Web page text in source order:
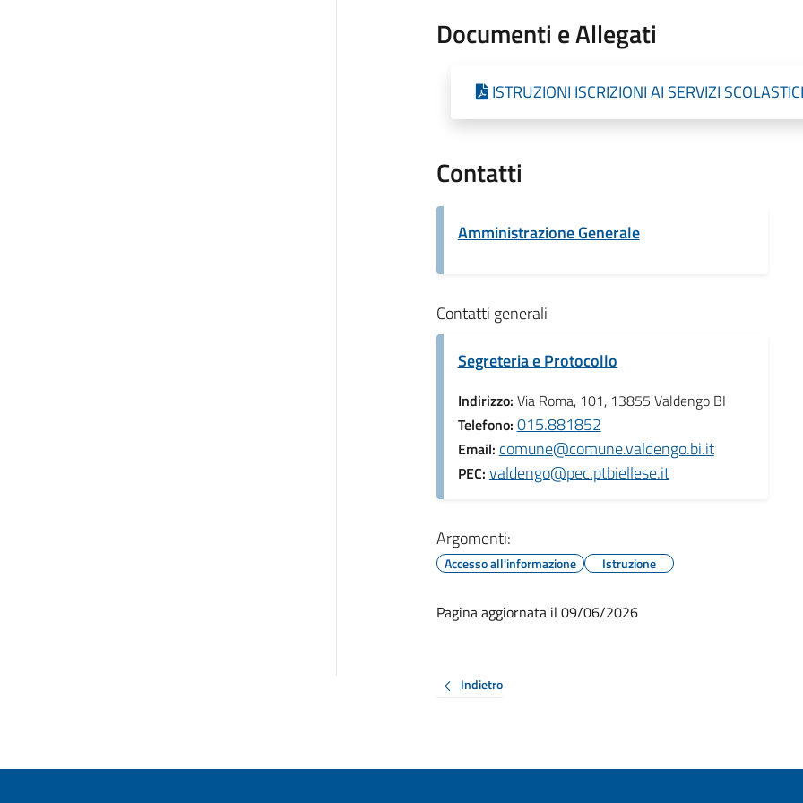
Documenti e Allegati
ISTRUZIONI ISCRIZIONI AI SERVIZI SCOLASTICI
Contatti
Amministrazione Generale
Contatti generali
Segreteria e Protocollo
Indirizzo: Via Roma, 101, 13855 Valdengo BI
Telefono: 015.881852
Email: comune@comune.valdengo.bi.it
PEC: valdengo@pec.ptbiellese.it
Argomenti:
Accesso all'informazione Istruzione
Pagina aggiornata il 09/06/2026
Indietro